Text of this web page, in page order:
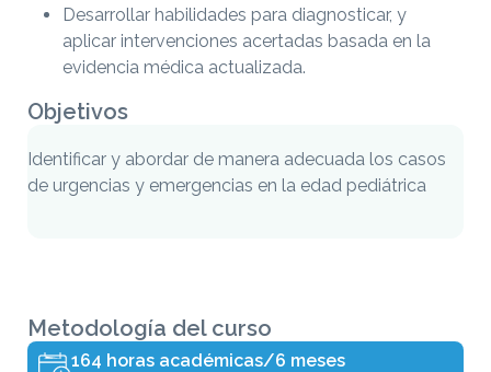
Desarrollar habilidades para diagnosticar, y
aplicar intervenciones acertadas basada en la
evidencia médica actualizada.
Objetivos
Identificar y abordar de manera adecuada los casos
de urgencias y emergencias en la edad pediátrica
Metodología del curso
164 horas académicas/6 meses